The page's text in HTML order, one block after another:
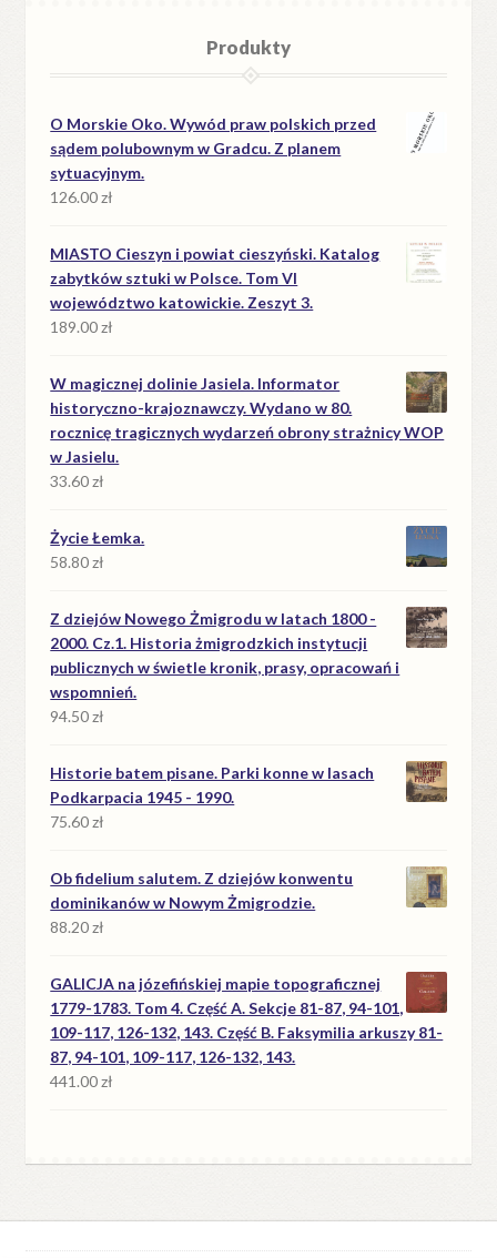
Produkty
O Morskie Oko. Wywód praw polskich przed
sądem polubownym w Gradcu. Z planem
sytuacyjnym.
126.00zł
MIASTO Cieszyn i powiat cieszyński. Katalog
zabytków sztuki w Polsce. Tom VI
województwo katowickie. Zeszyt 3.
189.00zł
W magicznej dolinie Jasiela. Informator
historyczno-krajoznawczy. Wydano w 80.
rocznicę tragicznych wydarzeń obrony strażnicy WOP
w Jasielu.
33.60zł
Życie Łemka.
58.80zł
Z dziejów Nowego Żmigrodu w latach 1800 -
2000. Cz.1. Historia żmigrodzkich instytucji
publicznych w świetle kronik, prasy, opracowań i
wspomnień.
94.50zł
Historie batem pisane. Parki konne w lasach
Podkarpacia 1945 - 1990.
75.60zł
Ob fidelium salutem. Z dziejów konwentu
dominikanów w Nowym Żmigrodzie.
88.20zł
GALICJA na józefińskiej mapie topograficznej
1779-1783. Tom 4. Część A. Sekcje 81-87, 94-101,
109-117, 126-132, 143. Część B. Faksymilia arkuszy 81-
87, 94-101, 109-117, 126-132, 143.
441.00zł